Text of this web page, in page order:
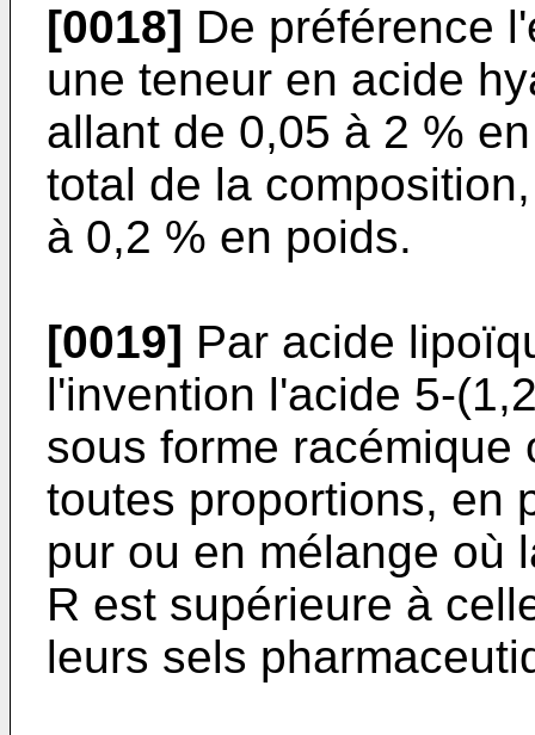
[0018] De préférence
une teneur en acide
allant de 0,05 à 2 %
total de la
à 0,2 % en poids.
[0019] Par acide
l'invention l'acide 5-
sous forme racémique
toutes proportions, en
pur ou en mélange où
R est supérieure à
leurs sels